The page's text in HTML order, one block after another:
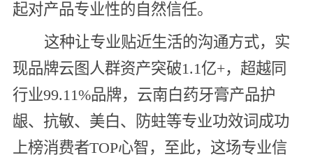
起对产品专业性的自然信任。
这种让专业贴近生活的沟通方式，实
现品牌云图人群资产突破1.1亿+，超越同
行业99.11%品牌，云南白药牙膏产品护
龈、抗敏、美白、防蛀等专业功效词成功
上榜消费者TOP心智，至此，这场专业信